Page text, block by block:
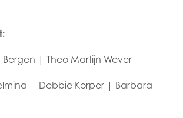
Bergen | Theo Martijn Wever
– Debbie Korper | Barbara